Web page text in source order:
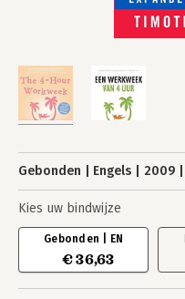
Gebonden Engels 2009
Kies uw bindwijze
Gebonden | EN
€ 36,63